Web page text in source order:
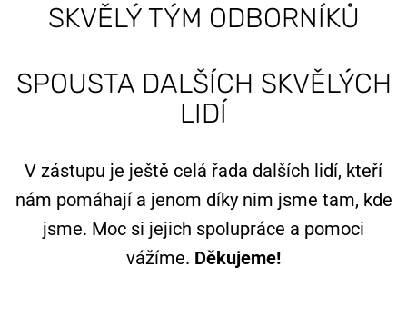
SKVĚLÝ TÝM ODBORNÍKŮ
SPOUSTA DALŠÍCH SKVĚLÝCH
LIDÍ
V zástupu je ještě celá řada dalších lidí, kteří
nám pomáhají a jenom díky nim jsme tam, kde
jsme. Moc si jejich spolupráce a pomoci
vážíme. Děkujeme!